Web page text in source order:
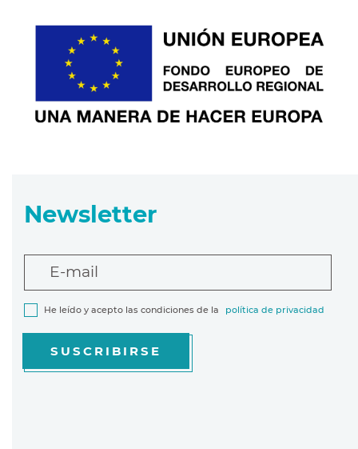
Newsletter
E-mail
He leído y acepto las condiciones de la política de privacidad
SUSCRIBIRSE